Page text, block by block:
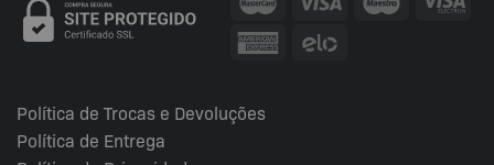
Política de Trocas e Devoluções
Política de Entrega